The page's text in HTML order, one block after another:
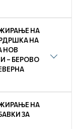
НА
НА
НОВ
– БЕРОВО
НА
ЗА